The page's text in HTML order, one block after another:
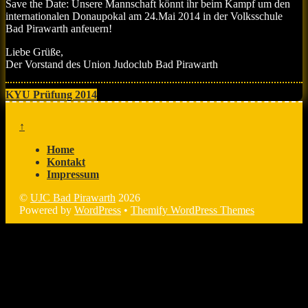
Save the Date: Unsere Mannschaft könnt ihr beim Kampf um den
internationalen Donaupokal am 24.Mai 2014 in der Volksschule
Bad Pirawarth anfeuern!
Liebe Grüße,
Der Vorstand des Union Judoclub Bad Pirawarth
KYU Prüfung 2014
↑
Home
Kontakt
Impressum
© UJC Bad Pirawarth 2026
Powered by WordPress • Themify WordPress Themes